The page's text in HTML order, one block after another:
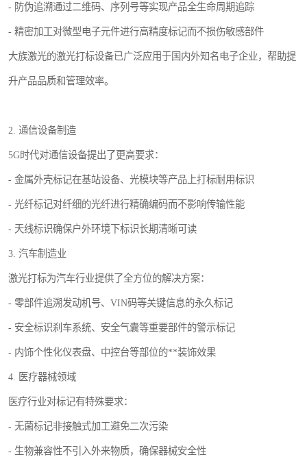
- 防伪追溯通过二维码、序列号等实现产品全生命周期追踪
- 精密加工对微型电子元件进行高精度标记而不损伤敏感部件
大族激光的激光打标设备已广泛应用于国内外知名电子企业，帮助提
升产品品质和管理效率。
2. 通信设备制造
5G时代对通信设备提出了更高要求：
- 金属外壳标记在基站设备、光模块等产品上打标耐用标识
- 光纤标记对纤细的光纤进行精确编码而不影响传输性能
- 天线标识确保户外环境下标识长期清晰可读
3. 汽车制造业
激光打标为汽车行业提供了全方位的解决方案：
- 零部件追溯发动机号、VIN码等关键信息的永久标记
- 安全标识刹车系统、安全气囊等重要部件的警示标记
- 内饰个性化仪表盘、中控台等部位的**装饰效果
4. 医疗器械领域
医疗行业对标记有特殊要求：
- 无菌标记非接触式加工避免二次污染
- 生物兼容性不引入外来物质，确保器械安全性